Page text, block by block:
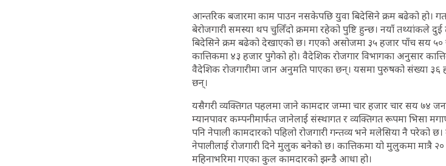
आन्तरिक बजारमा काम पाउन नसकेपछि युवा बिदेसिने क्रम बढेको हो।
बेरोजगारी समस्या थप चुलिँदो क्रममा रहेको पुष्टि हुन्छ। नयाँ तथ्यांकले
बिदेसिने क्रम बढेको देखाएको छ। गएको असोजमा ३५ हजार पाँच सय ५०
कात्तिकमा ४३ हजार पुगेको हो। वैदेशिक रोजगार विभागका अनुसार
वैदेशिक रोजगारीमा जान अनुमति पाएका छन्। यसमा पुरुषको संख्या
छन्।
यसैगरी व्यक्तिगत पहलमा जाने कामदार जम्मा चार हजार चार सय ७४
म्यानपावर कम्पनीमार्फत जानेलाई संस्थागत र व्यक्तिगत रूपमा भिसा
पनि नेपाली कामदारको पहिलो रोजगारी गन्तव्य भने मलेसिया नै परेको
नेपालीलाई रोजगारी दिने मुलुक बनेको छ। कात्तिकमा यो मुलुकमा मात्रै
महिनाभरिमा गएका कुल कामदारको झन्डै आधा हो।